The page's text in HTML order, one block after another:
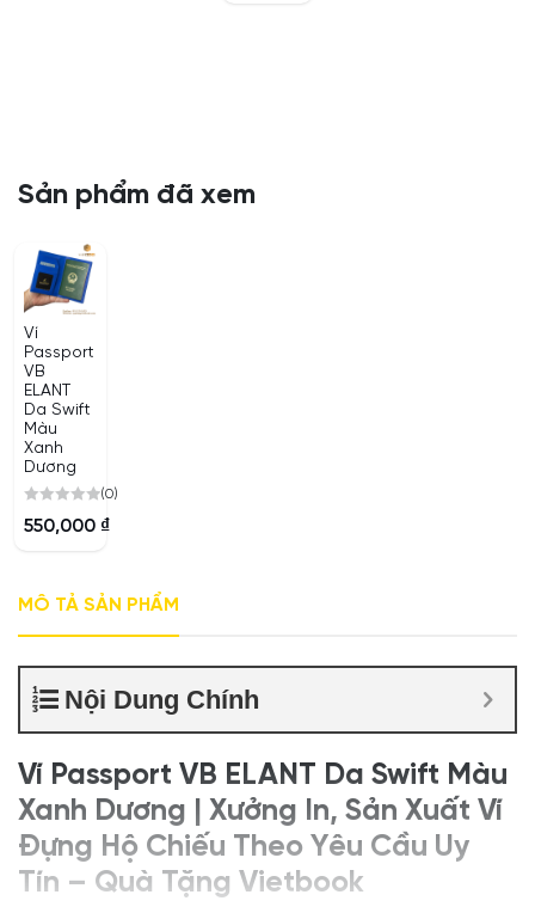
Sản phẩm đã xem
Ví
Passport
VB
ELANT
Da Swift
Màu
Xanh
Dương
(0)
550,000 ₫
MÔ TẢ SẢN PHẨM
Nội Dung Chính
Ví Passport VB ELANT Da Swift Màu
Xanh Dương | Xưởng In, Sản Xuất Ví
Đựng Hộ Chiếu Theo Yêu Cầu Uy
Tín – Quà Tặng Vietbook